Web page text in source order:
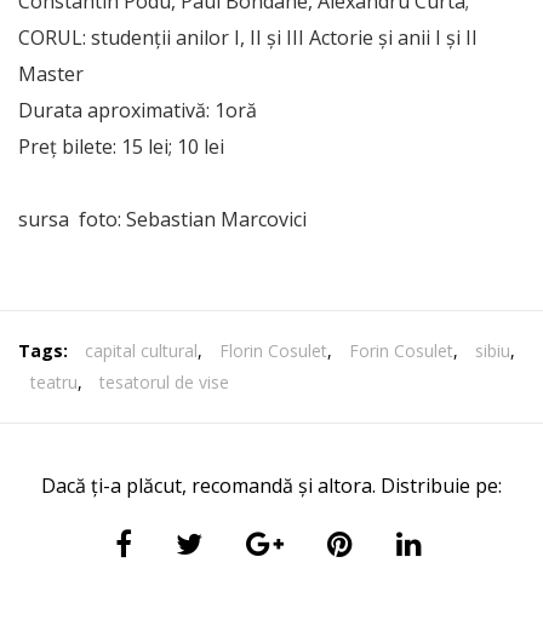
CORUL: studenţii anilor I, II şi III Actorie şi anii I şi II
Master
Durata aproximativă: 1oră
Preţ bilete: 15 lei; 10 lei
sursa foto: Sebastian Marcovici
Tags: capital cultural, Florin Cosulet, Forin Cosulet, sibiu,
teatru, tesatorul de vise
Dacă ți-a plăcut, recomandă și altora. Distribuie pe: